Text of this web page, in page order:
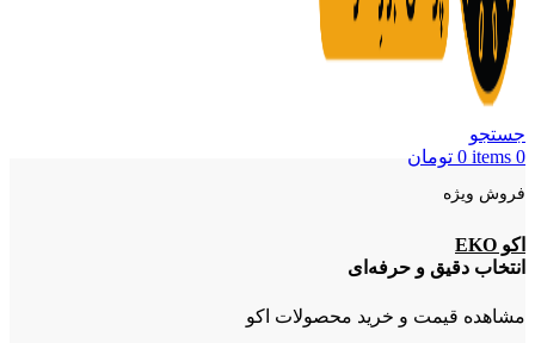
جستجو
0
items
0 تومان
فروش ویژه
اکو EKO
انتخاب دقیق و حرفه‌ای
مشاهده قیمت و خرید محصولات اکو